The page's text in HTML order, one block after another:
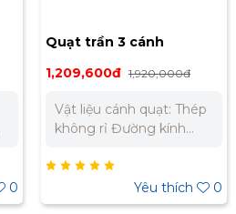
0
Quạt trần 3 cánh
Panasonic màu trắng, ty
1,209,600đ 1,920,000đ
Vật liệu cánh quạt: Thép
không rỉ Đường kính
74 (W) Màu sắc: Màu
trắng Số cánh: 3 Lưu
lượng gió: 270(m3/min)
Yêu thích 0